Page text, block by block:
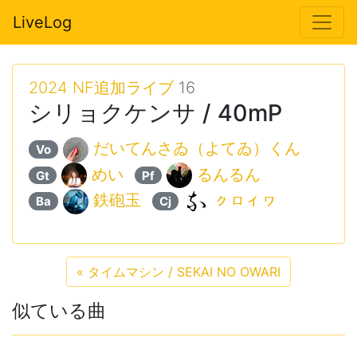
LiveLog
2024 NF追加ライブ16
シリョクケンサ / 40mP
Vo だいてんさゐ（よてゐ）くん
Gt めい Pf るんるん
Ba 鉄砲玉 Cj ㇰㇿィヮ
« タイムマシン / SEKAI NO OWARI
似ている曲